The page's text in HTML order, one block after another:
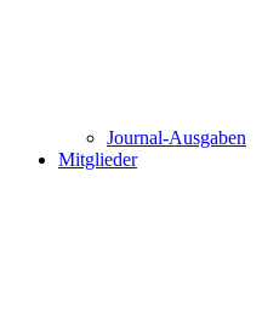
Journal-Ausgaben
Mitglieder